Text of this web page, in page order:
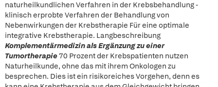
naturheilkundlichen Verfahren in der Krebsbehandlung -
klinisch erprobte Verfahren der Behandlung von
Nebenwirkungen der Krebstherapie Für eine optimale
integrative Krebstherapie. Langbeschreibung
Komplementärmedizin als Ergänzung zu einer
Tumortherapie 70 Prozent der Krebspatienten nutzen
Naturheilkunde, ohne das mit ihrem Onkologen zu
besprechen. Dies ist ein risikoreiches Vorgehen, denn es